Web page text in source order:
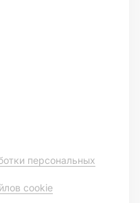
персональных
cookie